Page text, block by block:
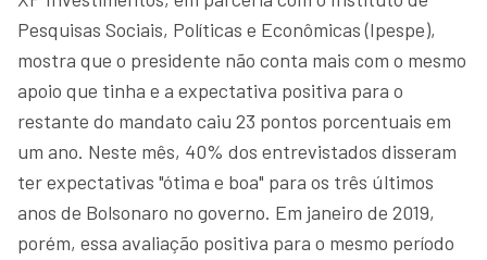
Pesquisas Sociais, Políticas e Econômicas (Ipespe),
mostra que o presidente não conta mais com o mesmo
apoio que tinha e a expectativa positiva para o
restante do mandato caiu 23 pontos porcentuais em
um ano. Neste mês, 40% dos entrevistados disseram
ter expectativas "ótima e boa" para os três últimos
anos de Bolsonaro no governo. Em janeiro de 2019,
porém, essa avaliação positiva para o mesmo período